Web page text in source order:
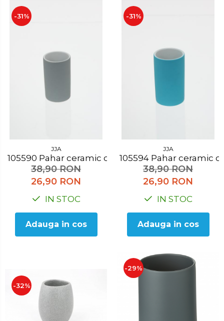
-31%
JJA
105590 Pahar ceramic cauciucat gri
38,90 RON
26,90 RON
IN STOC
Adauga in cos
-31%
JJA
105594 Pahar
38,90 RON
26,90 RON
IN STOC
Adauga in cos
-32%
-29%